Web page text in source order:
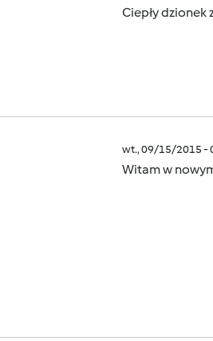
Ciepły dzionek
wt., 09/15/2015 -
Witam w
I